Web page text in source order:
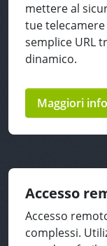
mettere al
tue
semplice URL
dinamico.
Maggiori
Accesso
Accesso
complessi.